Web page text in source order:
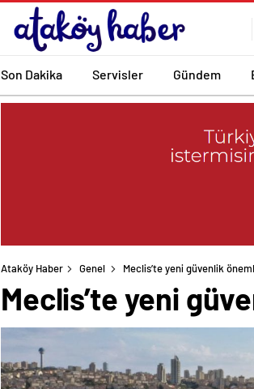
Son Dakika Servisler Gündem
Ataköy Haber Genel Meclis’te yeni güvenlik
Meclis’te yeni